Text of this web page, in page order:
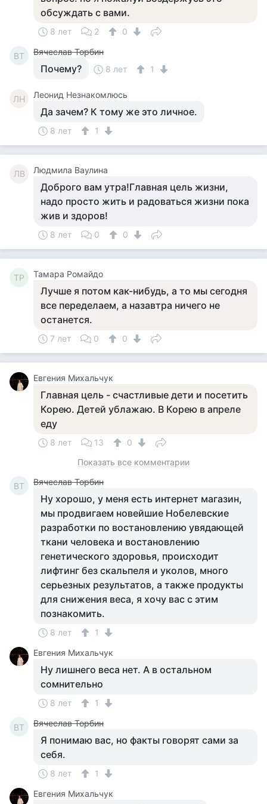
обсуждать с вами.
8 лет 2 0
ВТ Вячеслав Торбин
Почему? 8 лет 1
ЛН Леонид Незнакомлюсь
Да зачем? К тому же это личное.
8 лет 1
ЛВ Людмила Ваулина
Доброго вам утра!Главная цель жизни,
надо просто жить и радоваться жизни пока
жив и здоров!
8 лет 0 0
ТР Тамара Ромайдо
Лучше я потом как-нибудь, а то мы сегодня
все переделаем, а назавтра ничего не
останется.
7 лет 0 0
Евгения Михальчук
Главная цель - счастливые дети и посетить
Корею. Детей ублажаю. В Корею в апреле
еду
8 лет 13
0
Показать все комментарии
ВТ Вячеслав Торбин
Ну хорошо, у меня есть интернет магазин,
мы продвигаем новейшие Нобелевские
разработки по востановлению увядающей
ткани человека и востановлению
генетического здоровья, происходит
лифтинг без скальпеля и уколов, много
серьезных результатов, а также продукты
для снижения веса, я хочу вас с этим
познакомить.
8 лет
1
Евгения Михальчук
Ну лишнего веса нет. А в остальном
сомнительно
8 лет 1
ВТ Вячеслав Торбин
Я понимаю вас, но факты говорят сами за
себя.
8 лет
1
Евгения Михальчук